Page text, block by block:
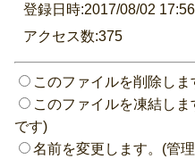
登録日時:2017/08/02
アクセス数:375
このファイルを削除しま
このファイルを凍結し
です)
名前を変更します。(管